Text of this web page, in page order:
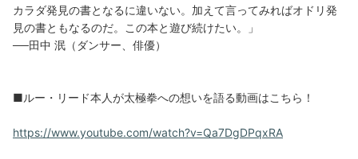
カラダ発見の書となるに違いない。加えて言ってみればオドリ発
見の書ともなるのだ。この本と遊び続けたい。」
──田中 泯（ダンサー、俳優）
■ルー・リード本人が太極拳への想いを語る動画はこちら！
https://www.youtube.com/watch?v=Qa7DgDPqxRA